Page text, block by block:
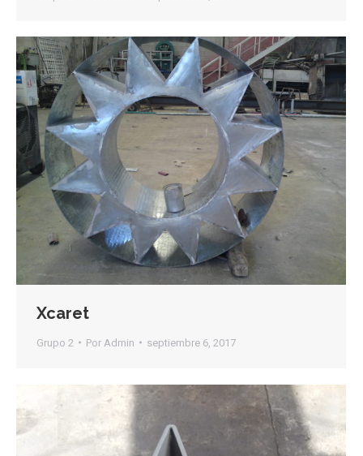
Xcaret
Grupo 2 Por Admin septiembre 6, 2017